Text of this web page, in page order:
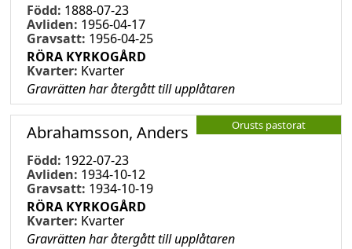
Född: 1888-07-23
Avliden: 1956-04-17
Gravsatt: 1956-04-25
RÖRA KYRKOGÅRD
Kvarter: Kvarter
Gravrätten har återgått till upplåtaren
Orusts pastorat
Abrahamsson, Anders
Född: 1922-07-23
Avliden: 1934-10-12
Gravsatt: 1934-10-19
RÖRA KYRKOGÅRD
Kvarter: Kvarter
Gravrätten har återgått till upplåtaren